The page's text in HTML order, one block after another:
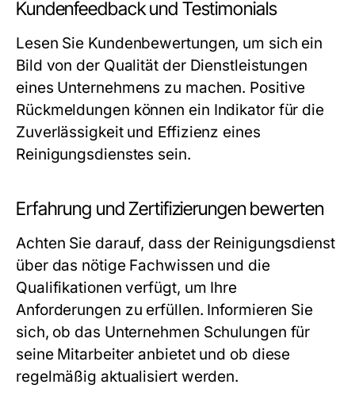
Kundenfeedback und Testimonials
Lesen Sie Kundenbewertungen, um sich ein
Bild von der Qualität der Dienstleistungen
eines Unternehmens zu machen. Positive
Rückmeldungen können ein Indikator für die
Zuverlässigkeit und Effizienz eines
Reinigungsdienstes sein.
Erfahrung und Zertifizierungen bewerten
Achten Sie darauf, dass der Reinigungsdienst
über das nötige Fachwissen und die
Qualifikationen verfügt, um Ihre
Anforderungen zu erfüllen. Informieren Sie
sich, ob das Unternehmen Schulungen für
seine Mitarbeiter anbietet und ob diese
regelmäßig aktualisiert werden.